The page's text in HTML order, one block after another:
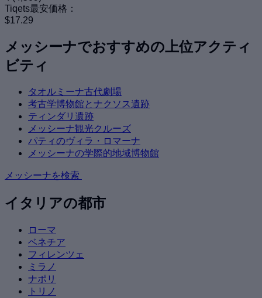
Tiqets最安価格：
$17.29
メッシーナでおすすめの上位アクティ
ビティ
タオルミーナ古代劇場
考古学博物館とナクソス遺跡
ティンダリ遺跡
メッシーナ観光クルーズ
パティのヴィラ・ロマーナ
メッシーナの学際的地域博物館
メッシーナを検索
イタリアの都市
ローマ
ベネチア
フィレンツェ
ミラノ
ナポリ
トリノ